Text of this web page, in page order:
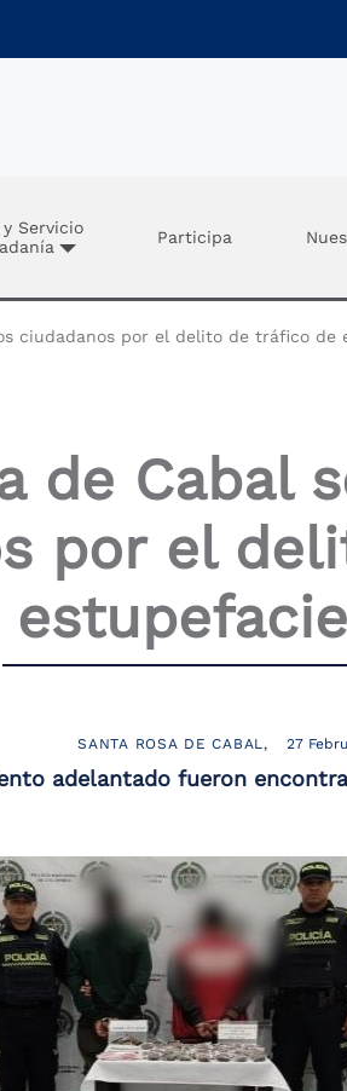
Servicio
Participa
ciudadanos por el delito de tráfico de
de Cabal
por el
SANTA ROSA DE CABAL 27
adelantado fueron